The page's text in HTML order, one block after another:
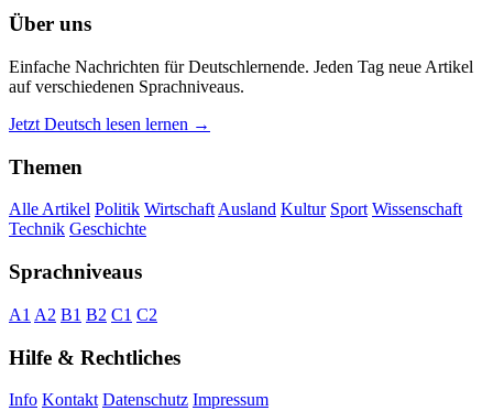
Über uns
Einfache Nachrichten für Deutschlernende. Jeden Tag neue Artikel
auf verschiedenen Sprachniveaus.
Jetzt Deutsch lesen lernen →
Themen
Alle Artikel Politik WirtschaftAusland Kultur Sport Wissenschaft
Technik Geschichte
Sprachniveaus
A1 A2 B1 B2 C1 C2
Hilfe & Rechtliches
Info Kontakt Datenschutz Impressum